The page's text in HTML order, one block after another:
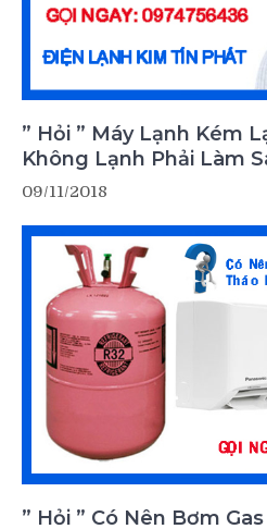
” Hỏi ” Máy Lạnh Kém
Không Lạnh Phải Làm
09/11/2018
” Hỏi ” Có Nên Bơm